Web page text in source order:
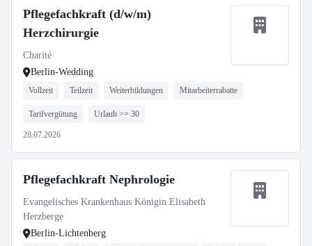
Pflegefachkraft (d/w/m)
Herzchirurgie
Charité
Berlin-Wedding
Vollzeit Teilzeit Weiterbildungen Mitarbeiterrabatte
Tarifvergütung Urlaub >= 30
28.07.2026
Pflegefachkraft Nephrologie
Evangelisches Krankenhaus Königin Elisabeth
Herzberge
Berlin-Lichtenberg